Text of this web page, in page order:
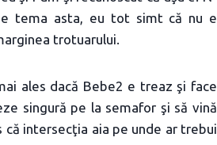
tema asta, eu tot simt că nu e
trotuarului.
ales dacă Bebe2 e treaz şi face
singură pe la semafor şi să vină
intersecţia aia pe unde ar trebui